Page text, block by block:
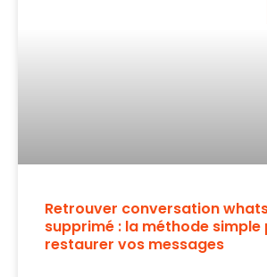
Retrouver conversation
supprimé : la méthode simple
restaurer vos messages